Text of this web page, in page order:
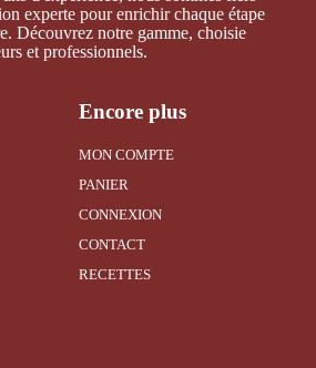
experte pour enrichir chaque étape
Découvrez notre gamme, choisie
et professionnels.
Encore plus
MON COMPTE
PANIER
CONNEXION
CONTACT
RECETTES